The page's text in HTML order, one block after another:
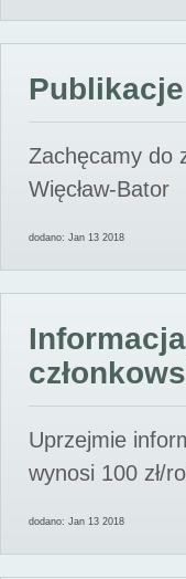
Zachęcamy do
Więcław-Bator
dodano: Jan 13 2018
Uprzejmie
wynosi 100 zł/
dodano: Jan 13 2018